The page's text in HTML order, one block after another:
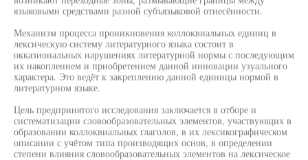
языковыми средствами разной субъязыковой отнесённости.
Механизм процесса проникновения коллоквиальных единиц в
лексическую систему литературного языка состоит в
окказиональных нарушениях литературной нормы с последующим
их накоплением и приобретением данной инновации узуального
характера. Это ведёт к закреплению данной единицы нормой в
литературном языке.
Цель предпринятого исследования заключается в отборе и
систематизации словообразовательных элементов, участвующих в
образовании коллоквиальных глаголов, в их лексикографическом
описании с учётом типа производящих основ, в определении
степени влияния словообразовательных элементов на лексическое